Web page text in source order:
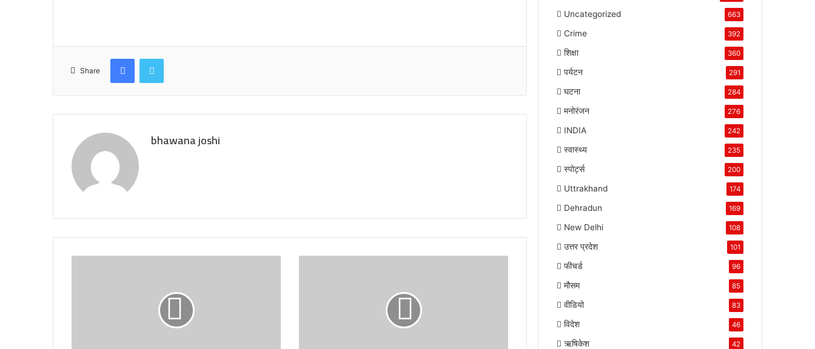
Share
FacebookTwitter
bhawana joshi
Uncategorized 663
Crime 392
शिक्षा 360
पर्यटन 291
घटना 284
मनोरंजन 276
INDIA 242
स्वास्थ्य 235
स्पोर्ट्स 200
Uttrakhand 174
Dehradun 169
New Delhi 108
उत्तर प्रदेश 101
फीचर्ड 96
मौसम 85
वीडियो 83
विदेश 46
ऋषिकेश 42